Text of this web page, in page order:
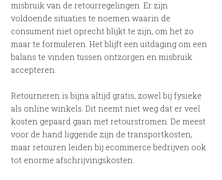
misbruik van de retourregelingen. Er zijn
voldoende situaties te noemen waarin de
consument niet oprecht blijkt te zijn, om het zo
maar te formuleren. Het blijft een uitdaging om een
balans te vinden tussen ontzorgen en misbruik
accepteren.
Retourneren is bijna altijd gratis, zowel bij fysieke
als online winkels. Dit neemt niet weg dat er veel
kosten gepaard gaan met retourstromen. De meest
voor de hand liggende zijn de transportkosten,
maar retouren leiden bij ecommerce bedrijven ook
tot enorme afschrijvingskosten.